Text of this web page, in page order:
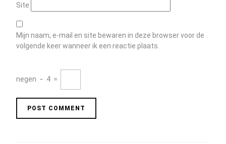
Site
Mijn naam, e-mail en site bewaren in deze browser voor de
volgende keer wanneer ik een reactie plaats.
negen − 4 =